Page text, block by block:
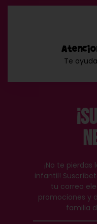
Te
¡No te
infantil!
tu correo
promociones y
familia